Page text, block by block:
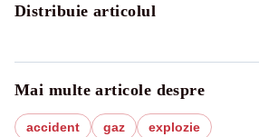
Distribuie articolul
Mai multe articole despre
accident gaz explozie